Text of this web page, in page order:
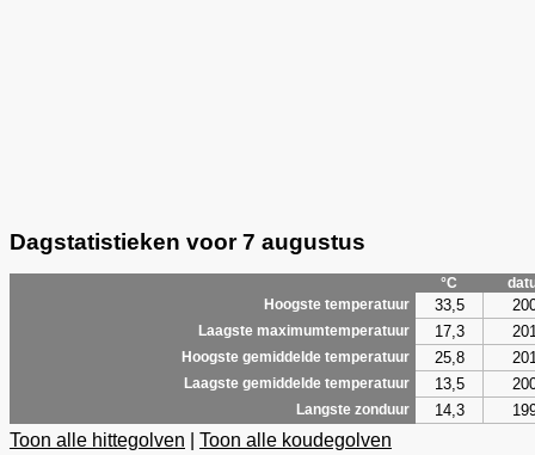
Dagstatistieken voor 7 augustus
°C
Hoogste temperatuur
33,5
Laagste maximumtemperatuur 17,3
Hoogste gemiddelde temperatuur 25,8
Laagste gemiddelde temperatuur 13,5
Langste zonduur 14,3
Toon alle hittegolven
Toon alle koudegolven